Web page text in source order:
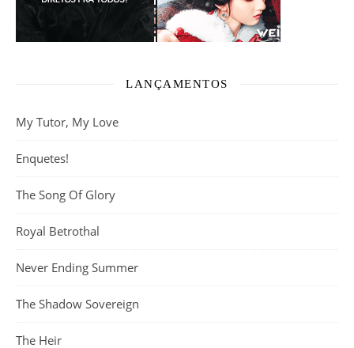
LANÇAMENTOS
My Tutor, My Love
Enquetes!
The Song Of Glory
Royal Betrothal
Never Ending Summer
The Shadow Sovereign
The Heir